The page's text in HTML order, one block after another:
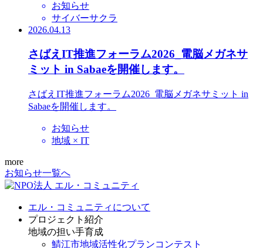
お知らせ
サイバーサクラ
2026.04.13
さばえIT推進フォーラム2026_電脳メガネサ
ミット in Sabaeを開催します。
さばえIT推進フォーラム2026_電脳メガネサミット in
Sabaeを開催します。
お知らせ
地域 × IT
more
お知らせ一覧へ
エル・コミュニティについて
プロジェクト紹介
地域の担い手育成
鯖江市地域活性化プランコンテスト